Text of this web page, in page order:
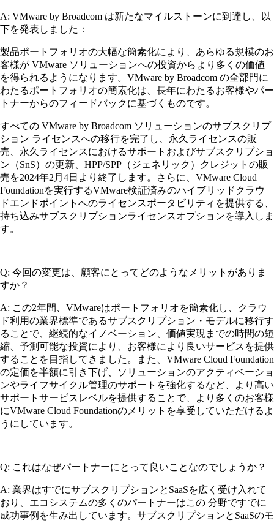
A: VMware by Broadcom は新たなマイルストーンに到達し、以
下を発表しました：
製品ポートフォリオの大幅な簡素化により、あらゆる規模のお
客様が VMware ソリューションへの投資からより多くの価値
を得られるようになります。VMware by Broadcom の全部門に
わたるポートフォリオの簡素化は、長年にわたるお客様やパー
トナーからのフィードバックに基づくものです。
すべての VMware by Broadcom ソリューションのサブスクリプ
ション ライセンスへの移行を完了し、永久ライセンスの販
売、永久ライセンスにおけるサポートおよびサブスクリプショ
ン（SnS）の更新、HPP/SPP（ジェネリック）クレジットの販
売を2024年2月4日より終了します。さらに、VMware Cloud
Foundationを実行するVMware検証済みのハイブリッドクラウ
ドエンドポイントへのライセンスポータビリティを提供する、
持ち込みサブスクリプションライセンスオプションを導入しま
す。
Q: 今回の変更は、顧客にとってどのようなメリットがありま
すか？
A: この2年間、VMwareはポートフォリオを簡素化し、クラウ
ド利用の業界標準であるサブスクリプション・モデルに移行す
ることで、継続的なイノベーション、価値実現までの時間の短
縮、予測可能な投資により、お客様により良いサービスを提供
することを目指してきました。また、VMware Cloud Foundation
の定価を半額に引き下げ、ソリューションのアクティベーショ
ンやライフサイクル管理のサポートを強化するなど、より高い
サポートサービスレベルを提供することで、より多くのお客様
にVMware Cloud Foundationのメリットを享受していただけるよ
うにしています。
Q: これはなぜパートナーにとって良いことなのでしょうか？
A: 業界はすでにサブスクリプションとSaaSを広く受け入れて
おり、エコシステムの多くのパートナーはこの 分野ですでに
成功事例を生み出しています。サブスクリプションとSaaSのモ